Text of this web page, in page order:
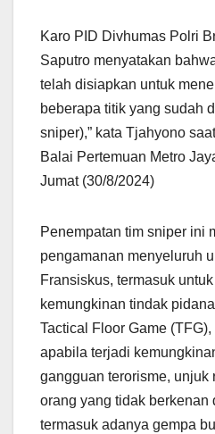
Karo PID Divhumas Polri
Saputro menyatakan
telah disiapkan untuk
beberapa titik yang sudah
sniper),” kata Tjahyono
Balai Pertemuan Metro
Jumat (30/8/2024)
Penempatan tim sniper ini
pengamanan menyeluruh
Fransiskus, termasuk
kemungkinan tindak
Tactical Floor Game
apabila terjadi
gangguan terorisme, unjuk
orang yang tidak berkenan
termasuk adanya gempa